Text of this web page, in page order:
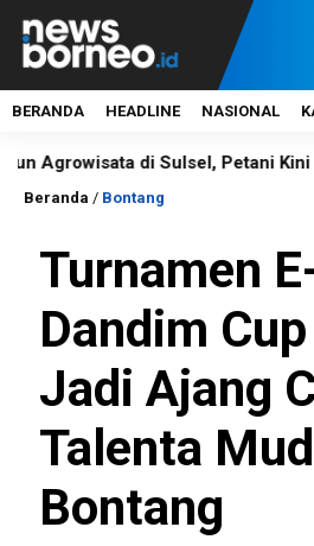
BERANDA HEADLINE NASIONAL
di Sulsel, Petani Kini Panen
Beranda / Bontang
Turnamen
Dandim
Jadi Ajang
Talenta
Bontang